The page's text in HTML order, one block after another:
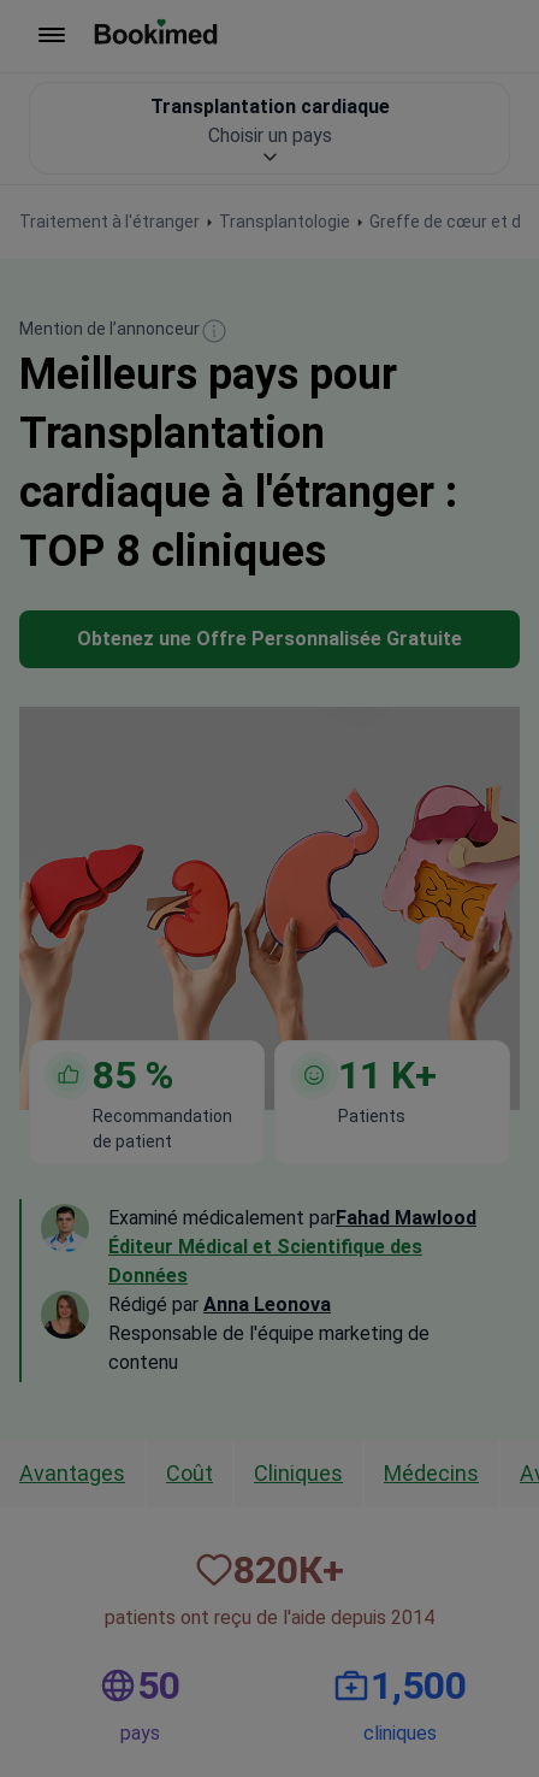
Traitement à l'étranger Transplantologie Greffe de cœur et de
Transplantation cardiaque
Choisir un pays
Mention de l’annonceur
Meilleurs pays pour
Transplantation
cardiaque à l'étranger :
TOP 8 cliniques
Obtenez une Offre Personnalisée Gratuite
85 %
Recommandation
de patient
11 K+
Patients
Examiné médicalement parFahad Mawlood
Éditeur Médical et Scientifique des
Données
Rédigé par Anna Leonova
Responsable de l'équipe marketing de
contenu
Avantages Coût Cliniques Médecins
820К+
patients ont reçu de l'aide depuis 2014
50
pays
1,500
cliniques